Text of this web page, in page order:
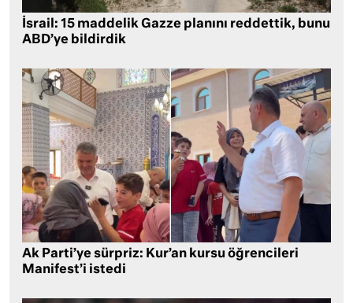
İsrail: 15 maddelik Gazze planını reddettik, bunu
ABD’ye bildirdik
Ak Parti’ye sürpriz: Kur’an kursu öğrencileri
Manifest’i istedi